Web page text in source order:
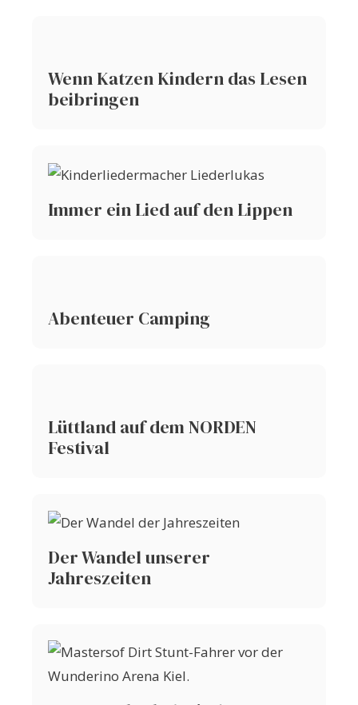
Wenn Katzen Kindern das Lesen
beibringen
Immer ein Lied auf den Lippen
Abenteuer Camping
Lüttland auf dem NORDEN
Festival
Der Wandel unserer
Jahreszeiten